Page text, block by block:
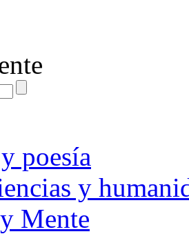
poesía
y
Mente